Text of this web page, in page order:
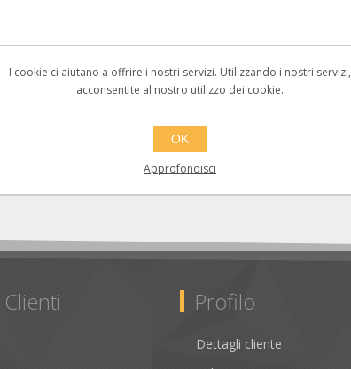
Profilo
Dettagli cliente
I cookie ci aiutano a offrire i nostri servizi. Utilizzando i nostri servizi,
acconsentite al nostro utilizzo dei cookie.
OK
Approfondisci